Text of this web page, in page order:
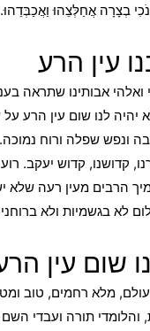
בְצָרָה אֲחַלְּצֵהוּ
עין הרע
ואלהי אבותינו שתראה
יהיה לנו שום עין
ונפש שפלה ורוח
קדושנו, קדוש
הרבים מעין רעה שלא
לא בגשמיות ולא
שום עין
עולם, מלא רחמים, טוב
והלומדי תורה ועבדי